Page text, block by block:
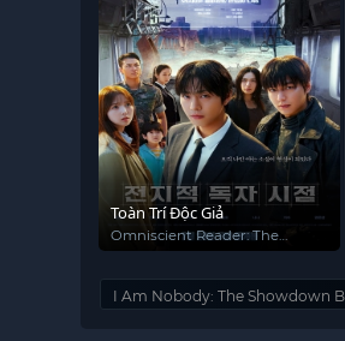
Toàn Trí Độc Giả
Omniscient Reader: The
Prophecy
I Am Nobody: The Showdown